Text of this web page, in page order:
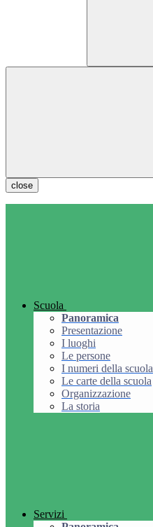
close
Scuola
Panoramica
Presentazione
I luoghi
Le persone
I numeri della scuola
Le carte della scuola
Organizzazione
La storia
Servizi